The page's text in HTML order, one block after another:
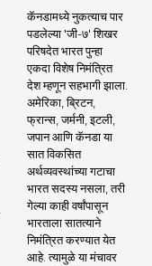
कॅनडामध्ये नुकत्याच पार
पडलेल्या 'जी-७' शिखर
परिषदेत भारत पुन्हा
एकदा विशेष निमंत्रित
देश म्हणून सहभागी झाला.
अमेरिका, ब्रिटन,
फ्रान्स, जर्मनी, इटली,
जपान आणि कॅनडा या
सात विकसित
अर्थव्यवस्थांच्या गटाचा
भारत सदस्य नसला, तरी
गेल्या काही वर्षांपासून
भारताला सातत्याने
निमंत्रित करण्यात येत
आहे. त्यामुळे या मंचावर